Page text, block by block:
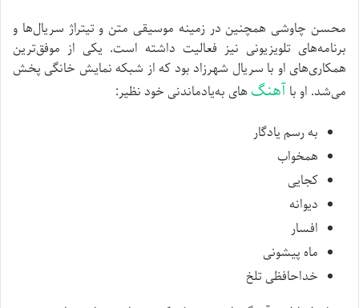
محسن چاوشی همچنین در زمینه موسیقی متن و تیتراژ سریال‌ها و
برنامه‌های تلویزیونی نیز فعالیت داشته است. یکی از موفق‌ترین
همکاری‌های او با سریال شهرزاد بود که از شبکه نمایش خانگی پخش
می‌شد. او باآهنگ های به‌یادماندنی خود نظیر:
به رسم یادگار
همخواب
کجایی
دیوانه
افسار
ماه پیشونی
خداحافظی تلخ